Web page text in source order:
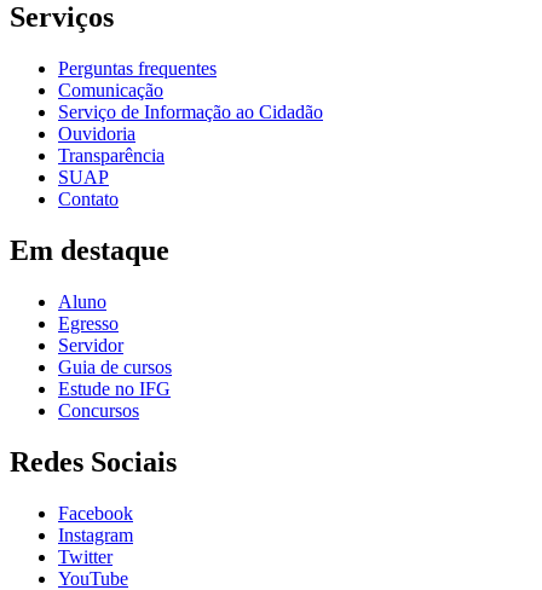
Serviços
Perguntas frequentes
Comunicação
Serviço de Informação ao Cidadão
Ouvidoria
Transparência
SUAP
Contato
Em destaque
Aluno
Egresso
Servidor
Guia de cursos
Estude no IFG
Concursos
Redes Sociais
Facebook
Instagram
Twitter
YouTube